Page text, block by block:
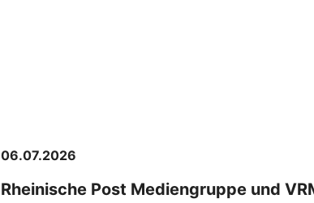
06.07.2026
Rheinische Post Mediengruppe und